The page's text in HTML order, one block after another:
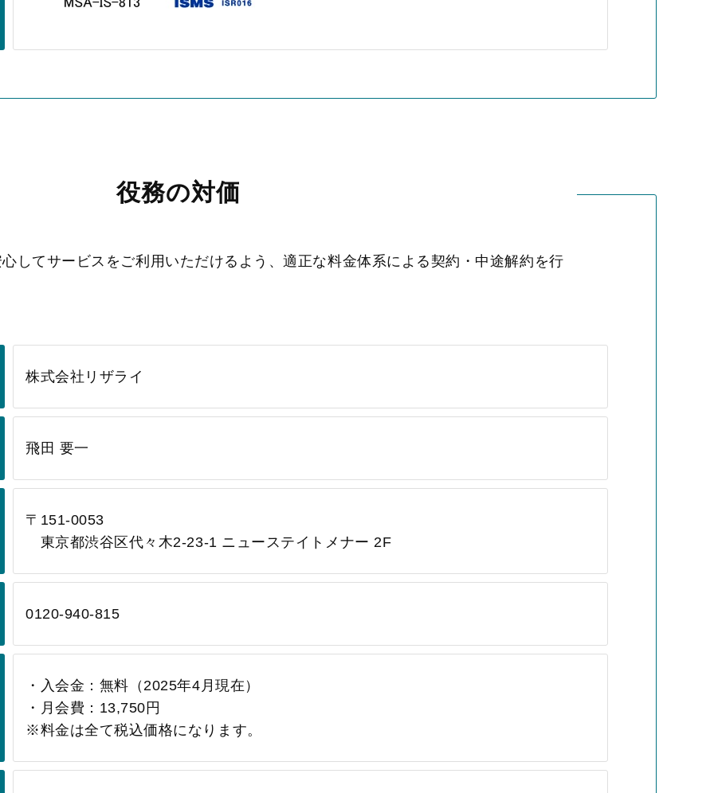
役務の対価
してサービスをご利用いただけるよう、適正な料金体系による契約・中途解約を行
株式会社リザライ
飛田 要一
〒151-0053
東京都渋谷区代々木2-23-1 ニューステイトメナー 2F
0120-940-815
・入会金：無料（2025年4月現在）
・月会費：13,750円
※料金は全て税込価格になります。